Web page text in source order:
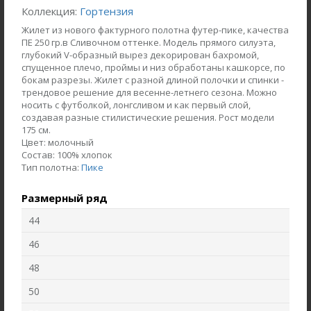
Жакет J1030-L89.6F02
Жаккард Вельвет
Коллекция: Гортензия
Жилет из нового фактурного полотна футер-пике, качества
ПЕ 250 гр.в Сливочном оттенке. Модель прямого силуэта,
глубокий V-образный вырез декорирован бахромой,
спущенное плечо, проймы и низ обработаны кашкорсе, по
бокам разрезы. Жилет с разной длиной полочки и спинки -
трендовое решение для весенне-летнего сезона. Можно
носить с футболкой, лонгсливом и как первый слой,
создавая разные стилистические решения. Рост модели
175 см.
Цвет: молочный
Состав: 100% хлопок
Тип полотна: Пике
Размерный ряд
44
46
48
50